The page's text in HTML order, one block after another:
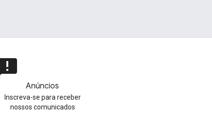
announcement
Anúncios
Inscreva-se para receber
nossos comunicados